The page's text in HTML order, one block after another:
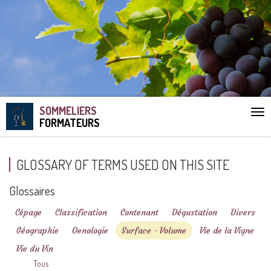
SOMMELIERS
FORMATEURS
GLOSSARY OF TERMS USED ON THIS SITE
Glossaires
Cépage Classification Contenant Dégustation
Divers
Géographie
Oenologie Surface - Volume
Vie de la Vigne
Vie du Vin
Tous